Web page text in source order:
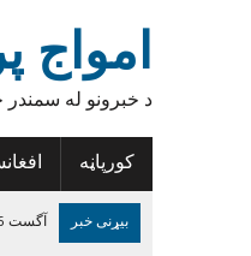
د خبرونو له
کورپاڼه
بیړنی خبر آگست 5, 2026